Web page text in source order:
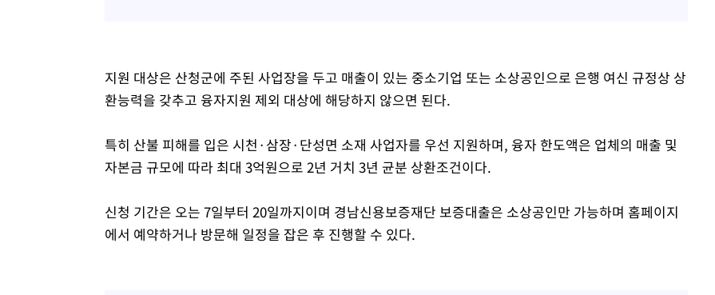
지원 대상은 산청군에 주된 사업장을 두고 매출이 있는 중소기업 또는 소상공인으로 은행 여신 규정상 상
환능력을 갖추고 융자지원 제외 대상에 해당하지 않으면 된다.
특히 산불 피해를 입은 시천·삼장·단성면 소재 사업자를 우선 지원하며, 융자 한도액은 업체의 매출 및
자본금 규모에 따라 최대 3억원으로 2년 거치 3년 균분 상환조건이다.
신청 기간은 오는 7일부터 20일까지이며 경남신용보증재단 보증대출은 소상공인만 가능하며 홈페이지
에서 예약하거나 방문해 일정을 잡은 후 진행할 수 있다.